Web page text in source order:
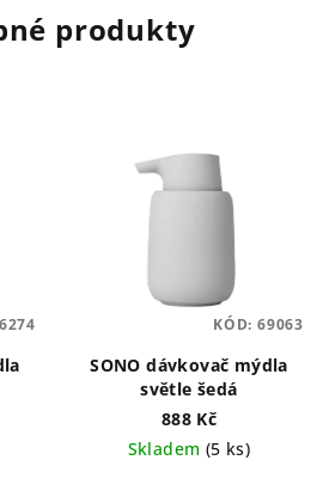
produkty
SONO dávkovač mýdla
světle šedá
888 Kč
Skladem (5 ks)
KÓD: 69063